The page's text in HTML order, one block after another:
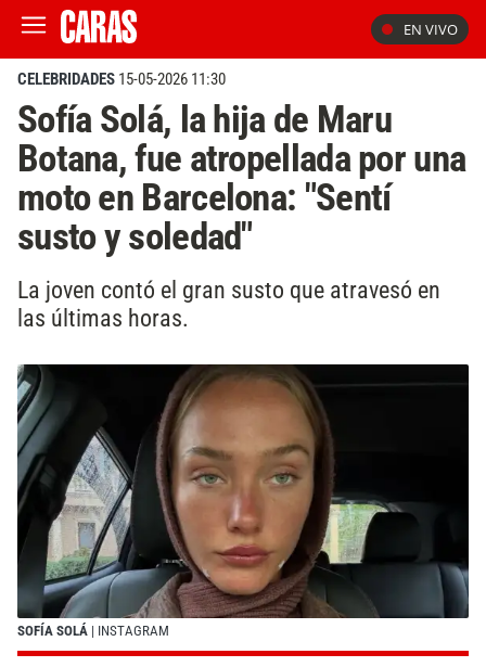
EN VIVO
CELEBRIDADES 15-05-2026 11:30
Sofía Solá, la hija de Maru
Botana, fue atropellada por una
moto en Barcelona: "Sentí
susto y soledad"
La joven contó el gran susto que atravesó en
las últimas horas.
SOFÍA SOLÁ | INSTAGRAM